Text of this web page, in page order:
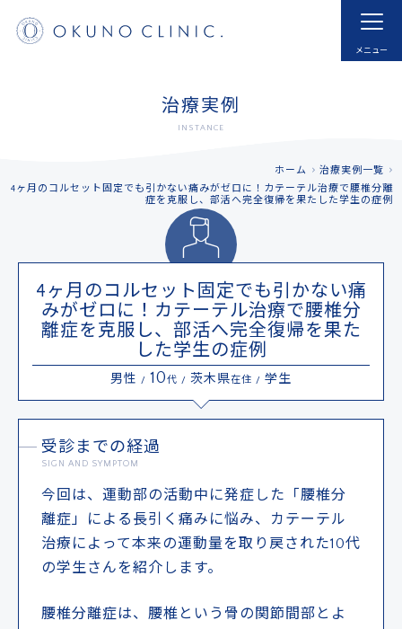
ホーム
採用
RECRUIT
お知らせ
INFORMATION
アクセス 予約する
ドクターによる
メール事前相談・お問い合わせ
※土・日・祝日除く／当院は自費診療となります
治療実例
INSTANCE
ホーム
治療実例一覧
4ヶ月のコルセット固定でも引かない痛みがゼロに！カテーテル治療で腰椎分離
症を克服し、部活へ完全復帰を果たした学生の症例
4ヶ月のコルセット固定でも引かない痛
みがゼロに！カテーテル治療で腰椎分
離症を克服し、部活へ完全復帰を果た
した学生の症例
男性 / 10代 / 茨木県在住 / 学生
受診までの経過
SIGN AND SYMPTOM
今回は、運動部の活動中に発症した「腰椎分
離症」による長引く痛みに悩み、カテーテル
治療によって本来の運動量を取り戻された10代
の学生さんを紹介します。
腰椎分離症は、腰椎という骨の関節間部とよ